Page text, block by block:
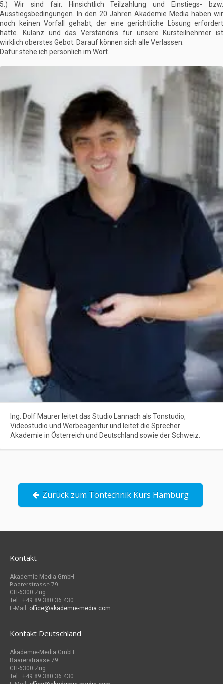
5.) Wir sind fair. Hinsichtlich Teilzahlung und Einstiegs- bzw.
Ausstiegsbedingungen. In den 20 Jahren Akademie Media haben wir
noch keinen Vorfall gehabt, der eine gerichtliche Lösung erfordert
hätte. Kulanz und das Verständnis für unsere Kursteilnehmer ist
wirklich oberstes Gebot. Darauf können sich alle Verlassen.
Dafür stehe ich persönlich im Wort.
Ing. Dolf Maurer leitet das Studio Lannach als Tonstudio,
Videostudio und Werbeagentur und leitet die Sprecher
Akademie in Österreich und Deutschland sowie der Schweiz.
Zurück zum Tontechnik Kurs Hamburg
Kontakt
Akademie-Media GmbH
Baarerstrasse 79
CH-6300 Zug
Tel.: +49 89 380 36 430
E-Mail: office@akademie-media.com
Kontakt Deutschland
Akademie-Media GmbH
Baarerstrasse 79
CH-6300 Zug
Tel.: +49 89 380 36 430